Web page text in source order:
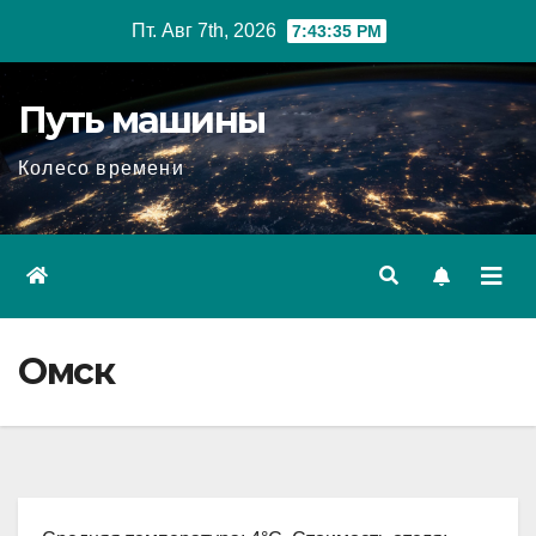
Пт. Авг 7th, 2026 7:43:36 PM
Путь машины
Колесо времени
Омск